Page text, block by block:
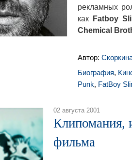
рекламных
как
Fatboy
Chemical
Автор:
Биография,
Punk, FatBoy
02 августа 2001
Клипомания,
фильма